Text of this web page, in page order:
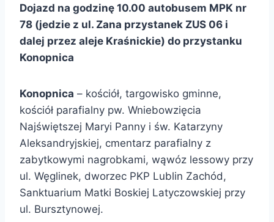
Dojazd na godzinę 10.00 autobusem MPK nr
78 (jedzie z ul. Zana przystanek ZUS 06 i
dalej przez aleje Kraśnickie) do przystanku
Konopnica
Konopnica – kościół, targowisko gminne,
kościół parafialny pw. Wniebowzięcia
Najświętszej Maryi Panny i św. Katarzyny
Aleksandryjskiej, cmentarz parafialny z
zabytkowymi nagrobkami, wąwóz lessowy przy
ul. Węglinek, dworzec PKP Lublin Zachód,
Sanktuarium Matki Boskiej Latyczowskiej przy
ul. Bursztynowej.